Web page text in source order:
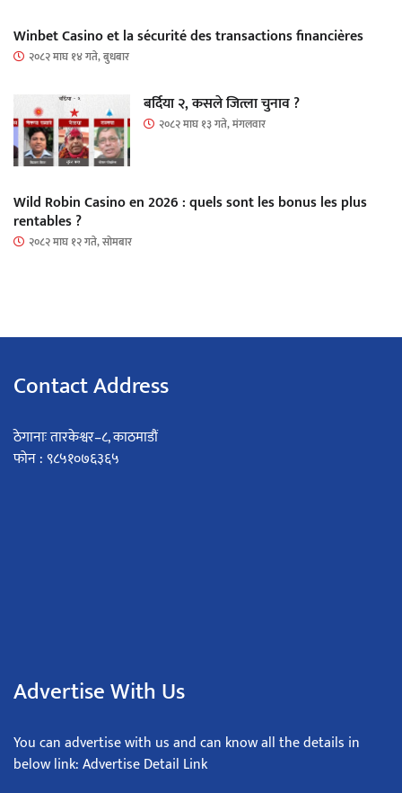
Winbet Casino et la sécurité des transactions financières
२०८२ माघ १४ गते, बुधबार
बर्दिया २, कसले जित्ला चुनाव ?
२०८२ माघ १३ गते, मंगलवार
Wild Robin Casino en 2026 : quels sont les bonus les plus
rentables ?
२०८२ माघ १२ गते, सोमबार
Contact Address
ठेगानाः तारकेश्वर–८, काठमाडौं
फोन : ९८५१०७६३६५
Advertise With Us
You can advertise with us and can know all the details in
below link: Advertise Detail Link